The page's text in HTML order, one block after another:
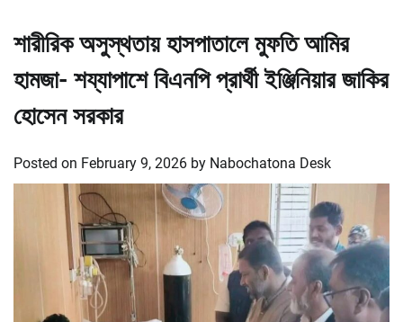
শারীরিক অসুস্থতায় হাসপাতালে মুফতি আমির
হামজা- শয্যাপাশে বিএনপি প্রার্থী ইঞ্জিনিয়ার জাকির
হোসেন সরকার
Posted on February 9, 2026 by Nabochatona Desk